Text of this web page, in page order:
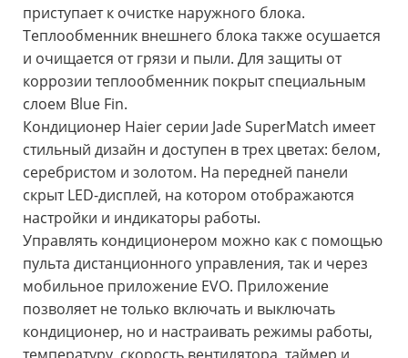
приступает к очистке наружного блока.
Теплообменник внешнего блока также осушается
и очищается от грязи и пыли. Для защиты от
коррозии теплообменник покрыт специальным
слоем Blue Fin.
Кондиционер Haier серии Jade SuperMatch имеет
стильный дизайн и доступен в трех цветах: белом,
серебристом и золотом. На передней панели
скрыт LED-дисплей, на котором отображаются
настройки и индикаторы работы.
Управлять кондиционером можно как с помощью
пульта дистанционного управления, так и через
мобильное приложение EVO. Приложение
позволяет не только включать и выключать
кондиционер, но и настраивать режимы работы,